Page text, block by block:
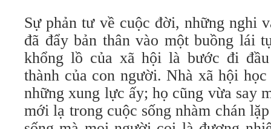
Sự phản tư về cuộc đời, những nghi
đã đẩy bản thân vào một buồng lái
khổng lồ của xã hội là bước đi
thành của con người. Nhà xã hội
những xung lực ấy; họ cũng vừa say
mới lạ trong cuộc sống nhàm chán